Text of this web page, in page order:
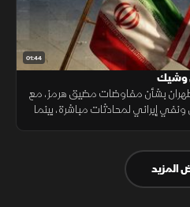
01:44
وشيك
بشأن مفاوضات مضيق هرمز، مع
إيراني لمحادثات مباشرة، بينما
المزيد